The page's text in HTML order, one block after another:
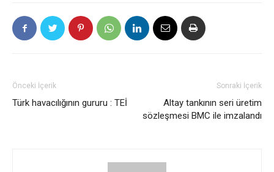
Önceki İçerik
Türk havacılığının gururu : TEİ
Sonraki İçerik
Altay tankının seri üretim
sözleşmesi BMC ile imzalandı